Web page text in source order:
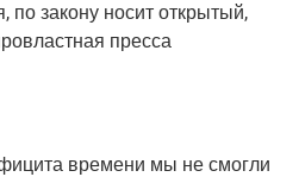
по зако­ну носит откры­тый,
прес­са
вре­ме­ни мы не смог­ли